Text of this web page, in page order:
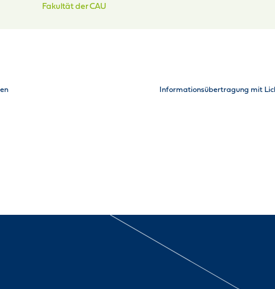
Fakultät der CAU
Informationsübertragung mit